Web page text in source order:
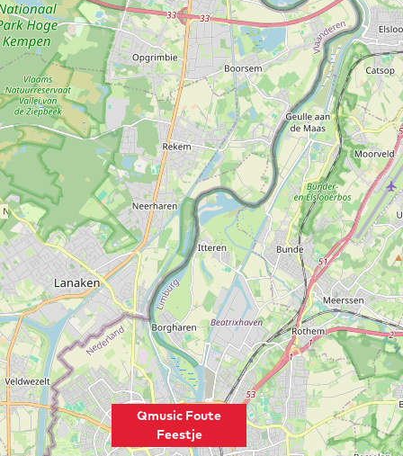
Qmusic Foute
Feestje